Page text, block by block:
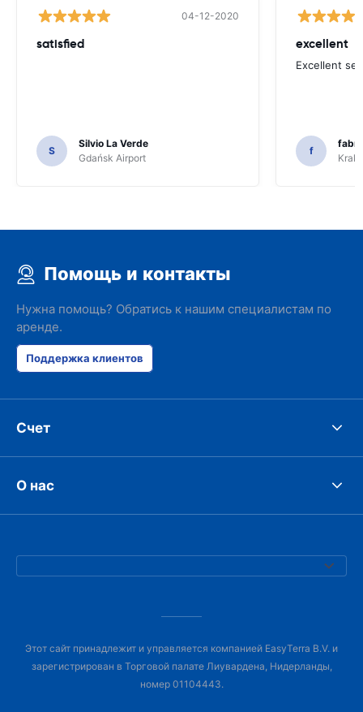
04-12-2020
satisfied
S
Silvio La Verde
Gdańsk Airport
excellent
Excellent
f
Помощь и контакты
Нужна помощь? Обратись к нашим специалистам по
аренде.
Поддержка клиентов
Счет
О нас
Этот сайт принадлежит и управляется компанией EasyTerra B.V. и
зарегистрирован в Торговой палате Лиувардена, Нидерланды,
номер 01104443.